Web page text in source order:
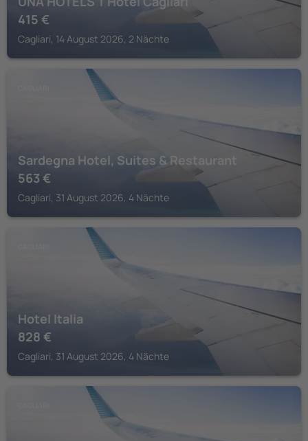
415 €
Cagliari, 14 August 2026, 2 Nächte
Sardegna Hotel, Suites & Restaurant
563 €
Cagliari, 31 August 2026, 4 Nächte
Hotel Italia
828 €
Cagliari, 31 August 2026, 4 Nächte